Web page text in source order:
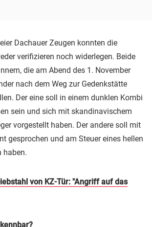
Dachauer Zeugen konnten die
verifizieren noch widerlegen. Beide
die am Abend des 1. November
nach dem Weg zur Gedenkstätte
Der eine soll in einem dunklen Kombi
sein und sich mit skandinavischem
vorgestellt haben. Der andere soll mit
gesprochen und am Steuer eines hellen
haben.
von KZ-Tür: "Angriff auf das